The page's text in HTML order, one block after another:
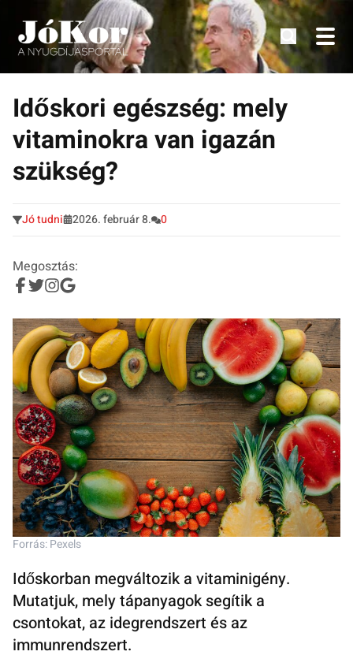
Tovább
tartalomra
Tudnivalók, érdekességek idősek számára.
Időskori egészség: mely
vitaminokra van igazán
szükség?
Jó tudni 2026. február 8. 0
Megosztás:
Forrás: Pexels
Időskorban megváltozik a vitaminigény.
Mutatjuk, mely tápanyagok segítik a
csontokat, az idegrendszert és az
immunrendszert.